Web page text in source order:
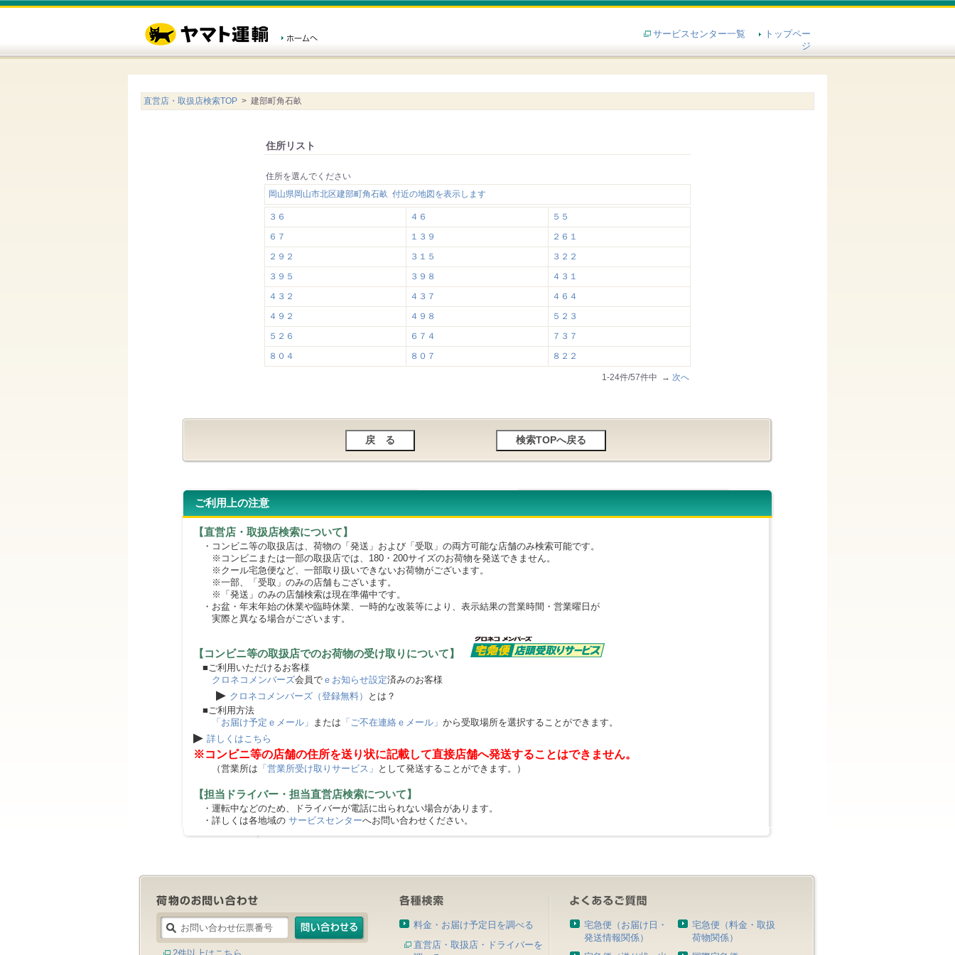
サービスセンター一覧
トップペー
ジ
直営店・取扱店検索TOP > 建部町角石畝
住所リスト
住所を選んでください
岡山県岡山市北区建部町角石畝 付近の地図を表示します
３６ ４６
５５
６７
１３９
２６１
２９２
３１５
３２２
３９５
３９８
４３１
４３２
４３７
４６４
４９２
４９８
５２３
５２６
６７４
７３７
８０４
８０７ ８２２
1-24件/57件中 → 次へ
ご利用上の注意
【直営店・取扱店検索について】
・コンビニ等の取扱店は、荷物の「発送」および「受取」の両方可能な店舗のみ検索可能です。
※コンビニまたは一部の取扱店では、180・200サイズのお荷物を発送できません。
※クール宅急便など、一部取り扱いできないお荷物がございます。
※一部、「受取」のみの店舗もございます。
※「発送」のみの店舗検索は現在準備中です。
・お盆・年末年始の休業や臨時休業、一時的な改装等により、表示結果の営業時間・営業曜日が
実際と異なる場合がございます。
【コンビニ等の取扱店でのお荷物の受け取りについて】
■ご利用いただけるお客様
クロネコメンバーズ会員で ｅお知らせ設定済みのお客様
▶ クロネコメンバーズ（登録無料）
とは？
■ご利用方法
「お届け予定ｅメール」 または 「ご不在連絡ｅメール」 から受取場所を選択することができます。
▶ 詳しくはこちら
※コンビニ等の店舗の住所を送り状に記載して直接店舗へ発送することはできません。
（営業所は 「営業所受け取りサービス」 として発送することができます。）
【担当ドライバー・担当直営店検索について】
・運転中などのため、ドライバーが電話に出られない場合があります。
・詳しくは各地域の サービスセンターへお問い合わせください。
料金・お届け予定日を調べる
直営店・取扱店・ドライバーを
宅急便（お届け日・
発送情報関係）
宅急便（料金・取扱
荷物関係）